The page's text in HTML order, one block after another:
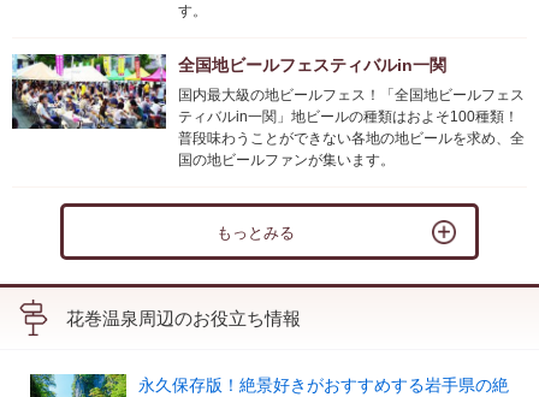
す。
全国地ビールフェスティバルin一関
国内最大級の地ビールフェス！「全国地ビールフェス
ティバルin一関」地ビールの種類はおよそ100種類！
普段味わうことができない各地の地ビールを求め、全
国の地ビールファンが集います。
もっとみる
花巻温泉周辺のお役立ち情報
永久保存版！絶景好きがおすすめする岩手県の絶